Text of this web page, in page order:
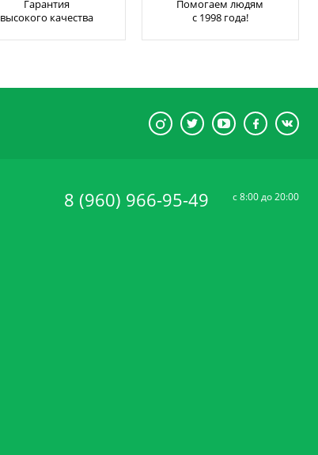
Гарантия
высокого качества
Помогаем людям
с 1998 года!
8 (960) 966-95-49 c 8:00 до 20:00